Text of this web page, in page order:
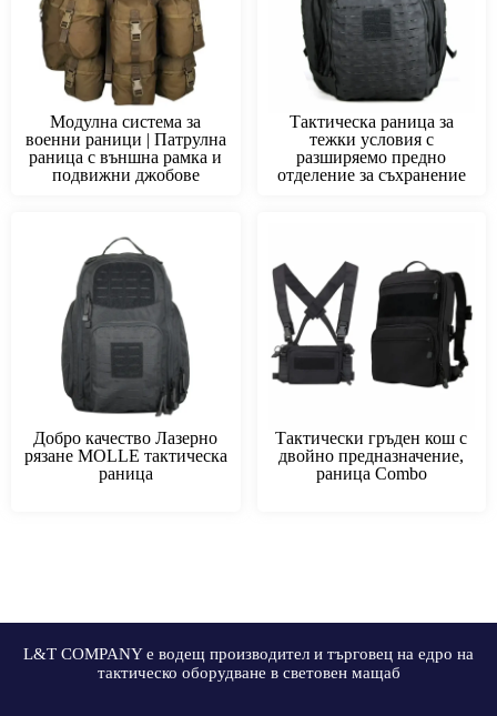
Модулна система за
военни раници | Патрулна
раница с външна рамка и
подвижни джобове
Тактическа раница за
тежки условия с
разширяемо предно
отделение за съхранение
Добро качество Лазерно
рязане MOLLE тактическа
раница
Тактически гръден кош с
двойно предназначение,
раница Combo
L&T COMPANY е водещ производител и търговец на едро на
тактическо оборудване в световен мащаб